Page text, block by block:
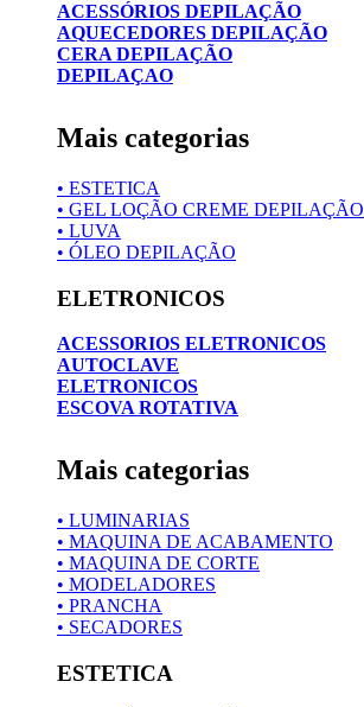
ACESSÓRIOS DEPILAÇÃO
AQUECEDORES DEPILAÇÃO
CERA DEPILAÇÃO
DEPILAÇAO
Mais categorias
• ESTETICA
• GEL LOÇÃO CREME DEPILAÇÃO
• LUVA
• ÓLEO DEPILAÇÃO
ELETRONICOS
ACESSORIOS ELETRONICOS
AUTOCLAVE
ELETRONICOS
ESCOVA ROTATIVA
Mais categorias
• LUMINARIAS
• MAQUINA DE ACABAMENTO
• MAQUINA DE CORTE
• MODELADORES
• PRANCHA
• SECADORES
ESTETICA